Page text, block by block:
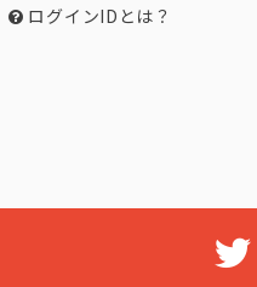
ログインIDとは？